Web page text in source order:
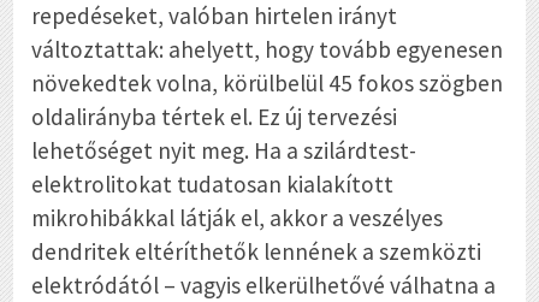
repedéseket, valóban hirtelen irányt
változtattak: ahelyett, hogy tovább egyenesen
növekedtek volna, körülbelül 45 fokos szögben
oldalirányba tértek el. Ez új tervezési
lehetőséget nyit meg. Ha a szilárdtest-
elektrolitokat tudatosan kialakított
mikrohibákkal látják el, akkor a veszélyes
dendritek eltéríthetők lennének a szemközti
elektródától – vagyis elkerülhetővé válhatna a